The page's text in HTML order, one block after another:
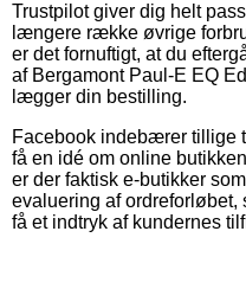
Trustpilot giver dig helt
længere række øvrige
er det fornuftigt, at du
af Bergamont Paul-E EQ
lægger din bestilling.
Facebook indebærer tillige
få en idé om online
er der faktisk e-butikker
evaluering af ordreforløbet,
få et indtryk af kundernes